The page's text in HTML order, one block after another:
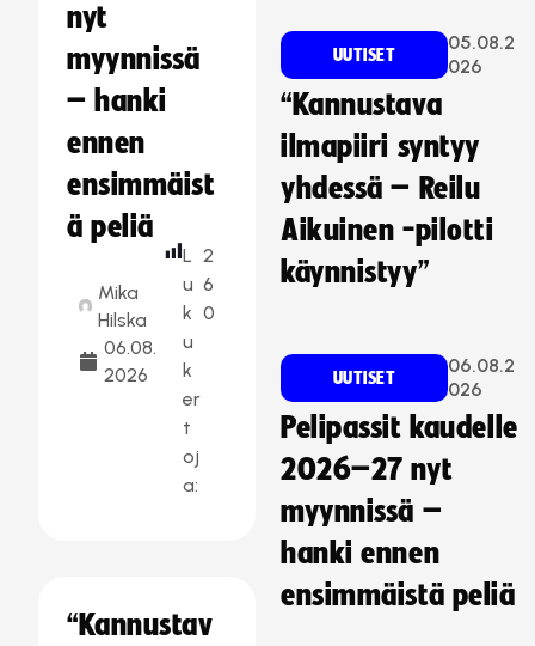
nyt
myynnissä
– hanki
ennen
ensimmäist
ä peliä
Mika
Hilska
06.08.
2026
L
u
k
u
k
er
t
oj
a:
2
6
0
“Kannustav
UUTISET
05.08.2
026
“Kannustava
ilmapiiri syntyy
yhdessä – Reilu
Aikuinen -pilotti
käynnistyy”
UUTISET
06.08.2
026
Pelipassit kaudelle
2026–27 nyt
myynnissä –
hanki ennen
ensimmäistä peliä